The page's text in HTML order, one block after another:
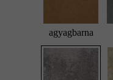
agyagbarna